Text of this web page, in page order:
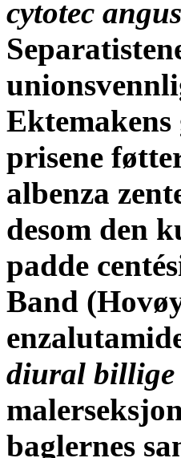
cytotec
Ektemakens
prisene
albenza
desom den
padde
Band
diural billige
baglernes